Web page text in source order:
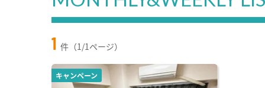
1 件（1/1ページ）
キャンペーン